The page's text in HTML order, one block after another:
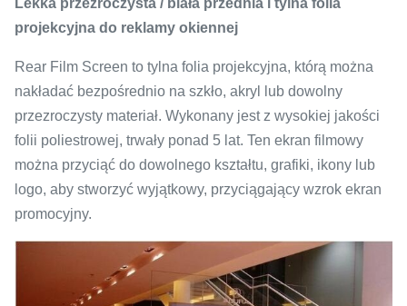
Lekka przezroczysta / biała przednia i tylna folia
projekcyjna do reklamy okiennej
Rear Film Screen to tylna folia projekcyjna, którą można
nakładać bezpośrednio na szkło, akryl lub dowolny
przezroczysty materiał. Wykonany jest z wysokiej jakości
folii poliestrowej, trwały ponad 5 lat. Ten ekran filmowy
można przyciąć do dowolnego kształtu, grafiki, ikony lub
logo, aby stworzyć wyjątkowy, przyciągający wzrok ekran
promocyjny.